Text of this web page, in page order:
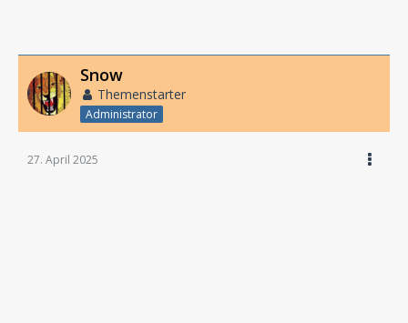
Snow
Themenstarter
Administrator
27. April 2025